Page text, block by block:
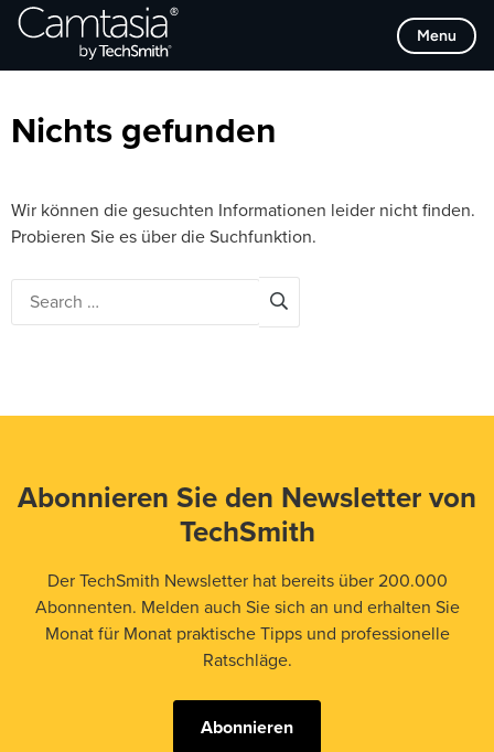
Direkt
zum
Menu
Browse Categories
Nichts gefunden
Wir können die gesuchten Informationen leider nicht finden.
Probieren Sie es über die Suchfunktion.
Abonnieren Sie den Newsletter von
TechSmith
Der TechSmith Newsletter hat bereits über 200.000
Abonnenten. Melden auch Sie sich an und erhalten Sie
Monat für Monat praktische Tipps und professionelle
Ratschläge.
Abonnieren